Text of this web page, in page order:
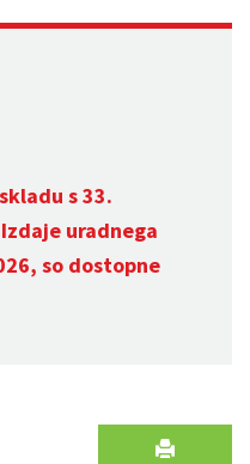
s 33.
uradnega
so dostopne